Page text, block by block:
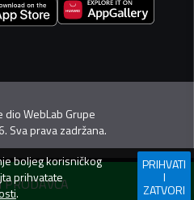
dioWebLab Grupe
Sva prava zadržana.
boljeg korisničkog
prihvatate
.
PRIHVATI
I
ZATVORI